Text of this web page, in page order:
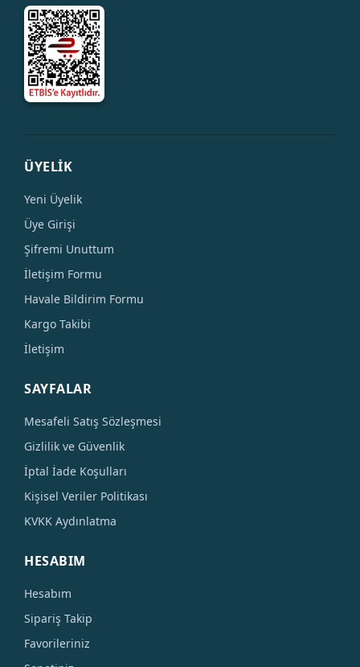
ÜYELİK
Yeni Üyelik
Üye Girişi
Şifremi Unuttum
İletişim Formu
Havale Bildirim Formu
Kargo Takibi
İletişim
SAYFALAR
Mesafeli Satış Sözleşmesi
Gizlilik ve Güvenlik
İptal İade Koşulları
Kişisel Veriler Politikası
KVKK Aydınlatma
HESABIM
Hesabım
Sipariş Takip
Favorileriniz